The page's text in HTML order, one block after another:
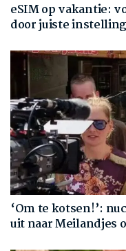
eSIM op vakantie:
door juiste
‘Om te kotsen!’:
uit naar Meilandjes